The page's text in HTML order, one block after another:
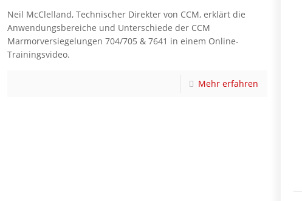
Neil McClelland, Technischer Direkter von CCM, erklärt die
Anwendungsbereiche und Unterschiede der CCM
Marmorversiegelungen 704/705 & 7641 in einem Online-
Trainingsvideo.
Mehr erfahren